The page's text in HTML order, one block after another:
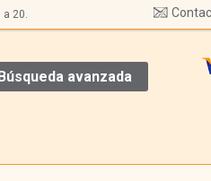
a 20.
Búsqueda avanzada